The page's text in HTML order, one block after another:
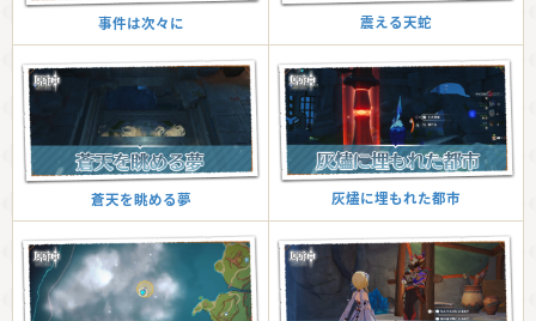
事件は次々に 震える天蛇
蒼天を眺める夢 灰燼に埋もれた都市